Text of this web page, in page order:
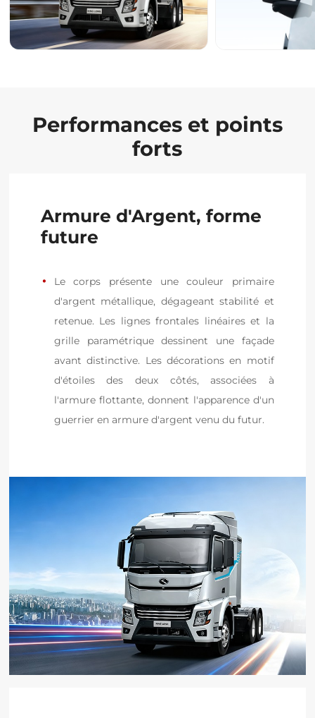
Performances et points
forts
Armure d'Argent, forme
future
Le corps présente une couleur primaire
d'argent métallique, dégageant stabilité et
retenue. Les lignes frontales linéaires et la
grille paramétrique dessinent une façade
avant distinctive. Les décorations en motif
d'étoiles des deux côtés, associées à
l'armure flottante, donnent l'apparence d'un
guerrier en armure d'argent venu du futur.